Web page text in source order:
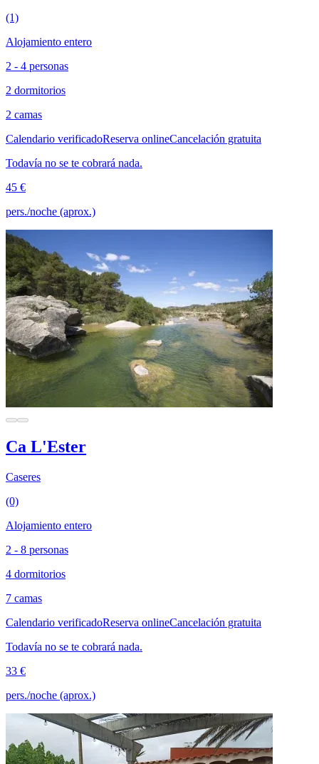
(1)
Alojamiento entero
2 - 4 personas
2 dormitorios
2 camas
Calendario verificadoReserva onlineCancelación gratuita
Todavía no se te cobrará nada.
45 €
pers./noche (aprox.)
Ca L'Ester
Caseres
(0)
Alojamiento entero
2 - 8 personas
4 dormitorios
7 camas
Calendario verificadoReserva onlineCancelación gratuita
Todavía no se te cobrará nada.
33 €
pers./noche (aprox.)